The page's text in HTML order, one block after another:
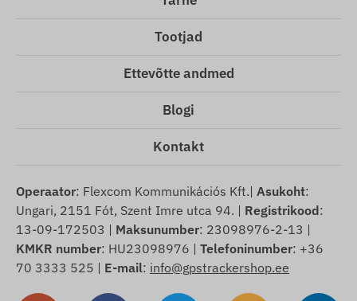
Tootjad
Ettevõtte andmed
Blogi
Kontakt
Operaator: Flexcom Kommunikációs Kft.| Asukoht:
Ungari, 2151 Fót, Szent Imre utca 94. | Registrikood:
13-09-172503 | Maksunumber: 23098976-2-13 |
KMKR number: HU23098976 | Telefoninumber: +36
70 3333 525 | E-mail: info@gpstrackershop.ee